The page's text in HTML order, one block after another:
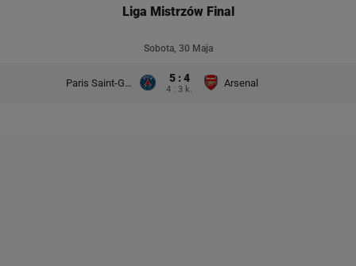
Liga Mistrzów Final
Sobota, 30 Maja
Paris Saint-Germain 5 : 4
4 : 3 k.
Arsenal